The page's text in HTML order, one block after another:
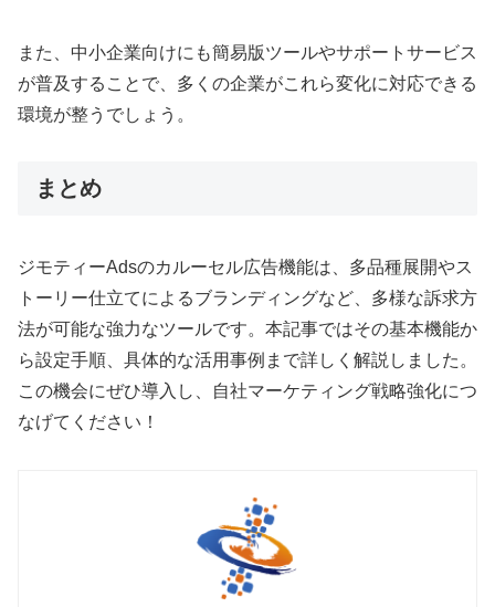
また、中小企業向けにも簡易版ツールやサポートサービス
が普及することで、多くの企業がこれら変化に対応できる
環境が整うでしょう。
まとめ
ジモティーAdsのカルーセル広告機能は、多品種展開やス
トーリー仕立てによるブランディングなど、多様な訴求方
法が可能な強力なツールです。本記事ではその基本機能か
ら設定手順、具体的な活用事例まで詳しく解説しました。
この機会にぜひ導入し、自社マーケティング戦略強化につ
なげてください！